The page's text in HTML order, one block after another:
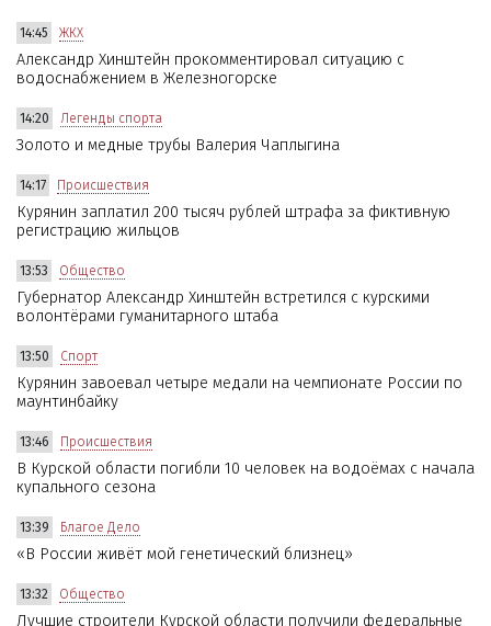
14:45 ЖКХ
Александр Хинштейн прокомментировал ситуацию с
водоснабжением в Железногорске
14:20 Легенды спорта
Золото и медные трубы Валерия Чаплыгина
14:17 Происшествия
Курянин заплатил 200 тысяч рублей штрафа за фиктивную
регистрацию жильцов
13:53 Общество
Губернатор Александр Хинштейн встретился с курскими
волонтёрами гуманитарного штаба
13:50 Спорт
Курянин завоевал четыре медали на чемпионате России по
маунтинбайку
13:46 Происшествия
В Курской области погибли 10 человек на водоёмах с начала
купального сезона
13:39 Благое Дело
«В России живёт мой генетический близнец»
13:32 Общество
Лучшие строители Курской области получили федеральные